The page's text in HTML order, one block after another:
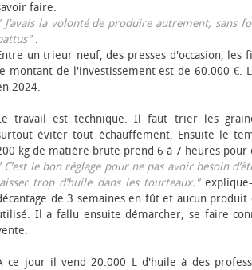
faire.
J’avais la volonté de produire autrement, sans
.
un trieur neuf, des presses d'occasion,
montant de l'investissement est de 60.000 €.
2024.
travail est technique. Il faut trier les
éviter tout échauffement. Ensuite le
kg de matière brute prend 6 à 7 heures
C’est le bon réglage pour ne pas avoir besoin
trop d’huile dans les tourteaux."
de 3 semaines en fût et aucun
Il a fallu ensuite démarcher, se faire
ce jour il vend 20.000 L d'huile à des